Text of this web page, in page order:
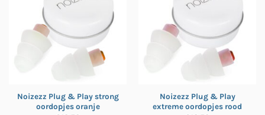
Noizezz Plug & Play strong
oordopjes oranje
Noizezz Plug & Play
extreme oordopjes rood